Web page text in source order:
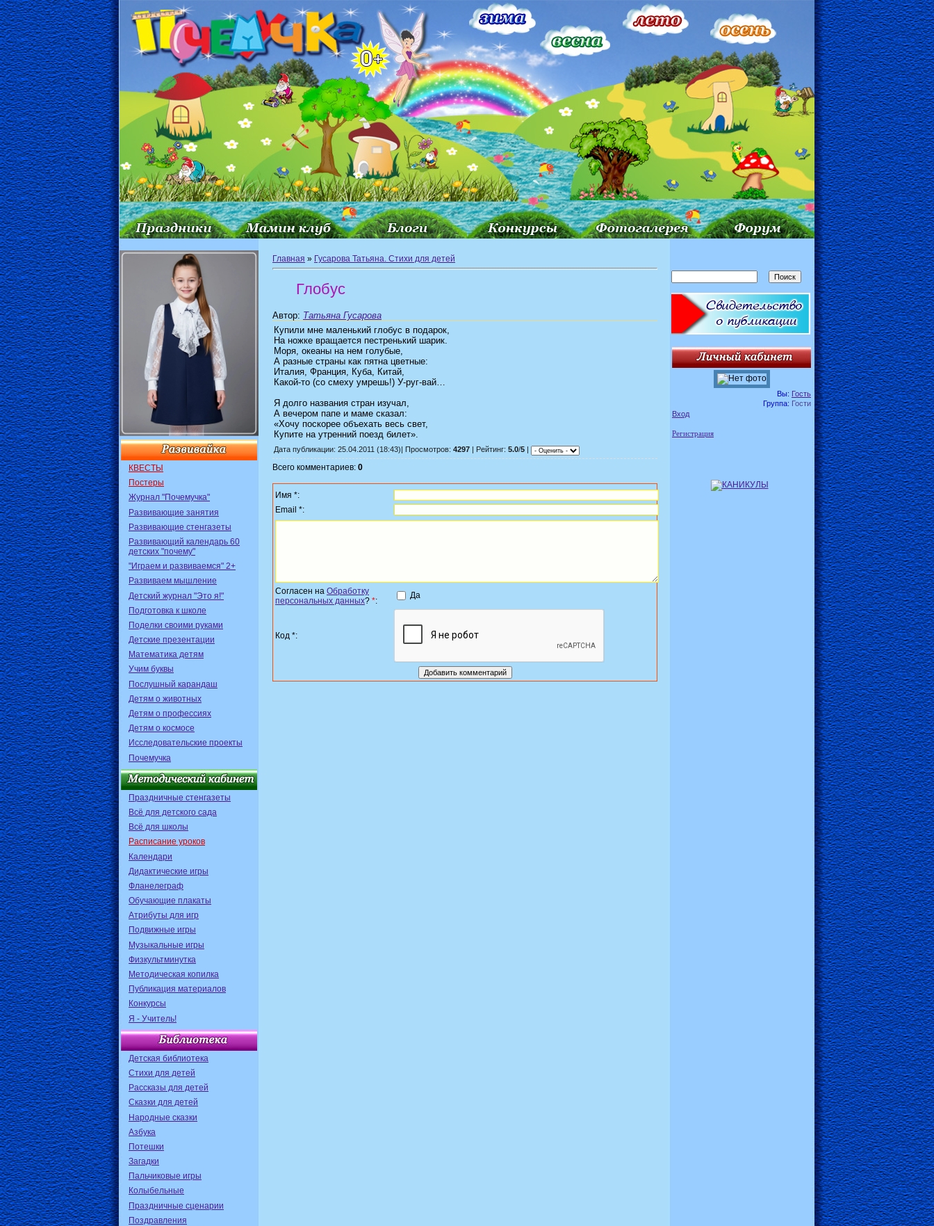
КВЕСТЫ
Постеры
Журнал "Почемучка"
Развивающие занятия
Развивающие стенгазеты
Развивающий календарь 60
детских "почему"
"Играем и развиваемся" 2+
Развиваем мышление
Детский журнал "Это я!"
Подготовка к школе
Поделки своими руками
Детские презентации
Математика детям
Учим буквы
Послушный карандаш
Детям о животных
Детям о профессиях
Детям о космосе
Исследовательские проекты
Почемучка
Праздничные стенгазеты
Всё для детского сада
Всё для школы
Расписание уроков
Календари
Дидактические игры
Фланелеграф
Обучающие плакаты
Атрибуты для игр
Подвижные игры
Музыкальные игры
Физкультминутка
Методическая копилка
Публикация материалов
Конкурсы
Я - Учитель!
Детская библиотека
Стихи для детей
Рассказы для детей
Сказки для детей
Народные сказки
Азбука
Потешки
Загадки
Пальчиковые игры
Колыбельные
Праздничные сценарии
Поздравления
Главная » Гусарова Татьяна. Стихи для детей
Глобус
Автор: Татьяна Гусарова
Купили мне маленький глобус в подарок,
На ножке вращается пестренький шарик.
Моря, океаны на нем голубые,
А разные страны как пятна цветные:
Италия, Франция, Куба, Китай,
Какой-то (со смеху умрешь!) У-руг-вай…
Я долго названия стран изучал,
А вечером папе и маме сказал:
«Хочу поскорее объехать весь свет,
Купите на утренний поезд билет».
Дата публикации: 25.04.2011 (18:43)| Просмотров: 4297 | Рейтинг: 5.0/5
Всего комментариев: 0
Имя *:
Email *:
Согласен на Обработку
персональных данных? *:
Да
Код *:
Вы: Гость
Группа: Гости
Вход
Регистрация